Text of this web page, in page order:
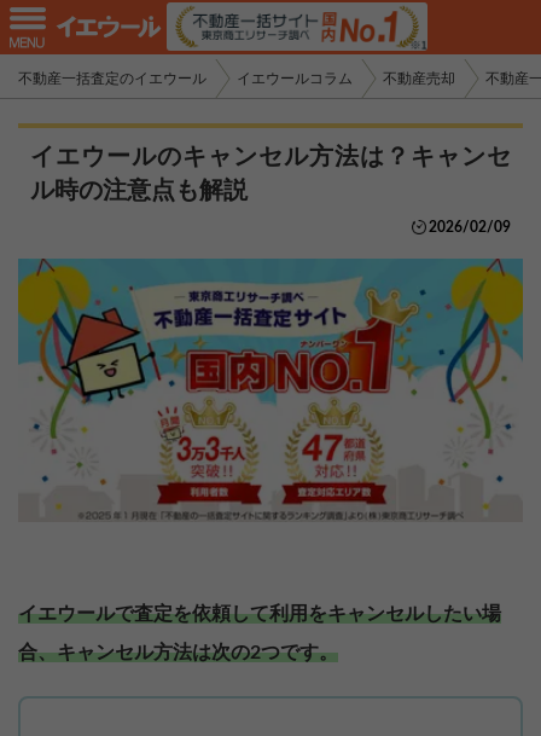
不動産一括査定のイエウール イエウールコラム 不動産売却 不動産
イエウールのキャンセル方法は？キャンセ
ル時の注意点も解説
2026/02/09
イエウールで査定を依頼して利用をキャンセルしたい場
合、キャンセル方法は次の2つです。